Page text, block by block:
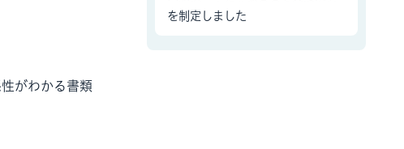
がわかる書類
を制定しました